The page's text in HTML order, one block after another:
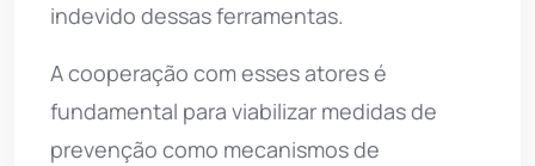
indevido dessas ferramentas.
A cooperação com esses atores é
fundamental para viabilizar medidas de
prevenção como mecanismos de